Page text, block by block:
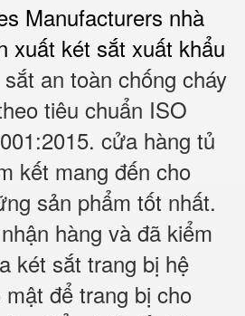
Manufacturers nhà
xuất két sắt xuất khẩu
an toàn chống cháy
tiêu chuẩn ISO
cửa hàng tủ
kết mang đến cho
sản phẩm tốt nhất.
hàng và đã kiểm
két sắt trang bị hệ
để trang bị cho